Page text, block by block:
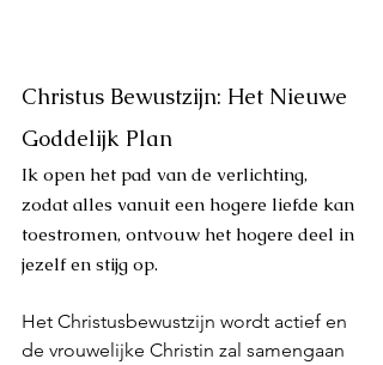
Christus Bewustzijn: Het Nieuwe
Goddelijk Plan
Ik open het pad van de verlichting,
zodat alles vanuit een hogere liefde kan
toestromen, ontvouw het hogere deel in
jezelf en stijg op.
Het Christusbewustzijn wordt actief en
de vrouwelijke Christin zal samengaan